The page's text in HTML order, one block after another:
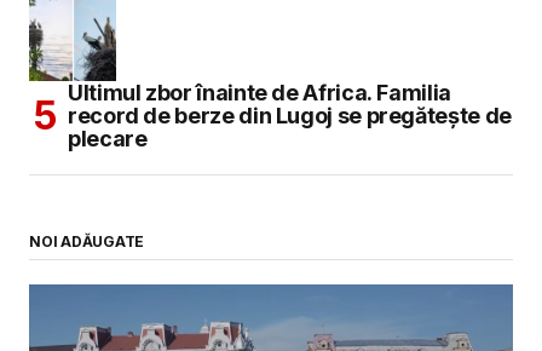
Ultimul zbor înainte de Africa. Familia
record de berze din Lugoj se pregătește de
plecare
NOI ADĂUGATE